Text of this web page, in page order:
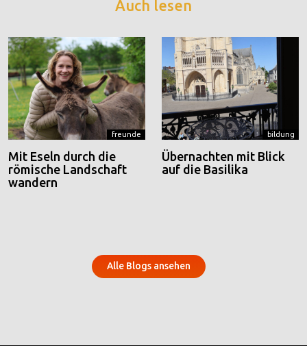
Auch lesen
freunde
Mit Eseln durch die
römische Landschaft
wandern
bildung
Übernachten mit Blick
auf die Basilika
Alle Blogs ansehen